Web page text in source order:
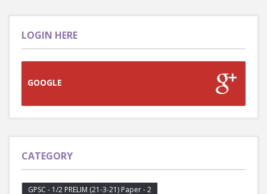
LOGIN HERE
GOOGLE
CATEGORY
GPSC - 1/2 PRELIM (21-3-21) Paper - 2